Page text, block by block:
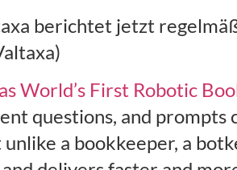
berichtet jetzt
World’s First Robotic
questions, and
a bookkeeper, a